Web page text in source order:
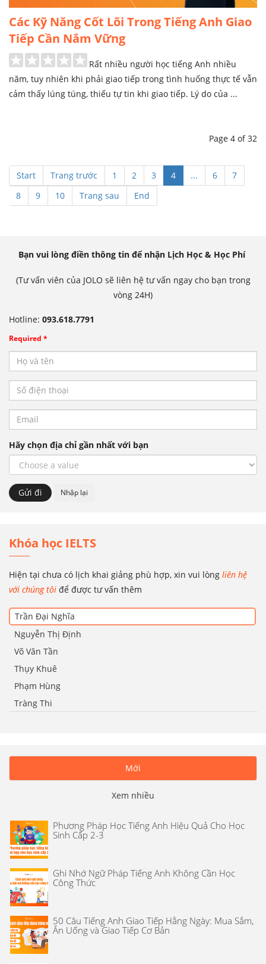
Các Kỹ Năng Cốt Lõi Trong Tiếng Anh Giao
Tiếp Cần Nắm Vững
Rất nhiều người học tiếng Anh nhiều
năm, tuy nhiên khi phải giao tiếp trong tình huống thực tế vẫn
cảm thấy lúng túng, thiếu tự tin khi giao tiếp. Lý do của ...
Page 4 of 32
Start Trang trước 1 2 3 4 ... 6
7
8
9 10 Trang sau End
Bạn vui lòng điền thông tin để nhận Lịch Học & Học Phí
(Tư vấn viên của JOLO sẽ liên hệ tư vấn ngay cho bạn trong
vòng 24H)
Hotline: 093.618.7791
Required *
Hãy chọn địa chỉ gần nhất với bạn
Khóa học IELTS
Hiện tại chưa có lịch khai giảng phù hợp, xin vui lòng liên hệ
với chúng tôi để được tư vấn thêm
Trần Đại Nghĩa
Nguyễn Thị Định
Võ Văn Tần
Thụy Khuê
Phạm Hùng
Tràng Thi
Mới
Xem nhiều
Phương Pháp Học Tiếng Anh Hiệu Quả Cho Học
Sinh Cấp 2-3
Ghi Nhớ Ngữ Pháp Tiếng Anh Không Cần Học
Công Thức
50 Câu Tiếng Anh Giao Tiếp Hằng Ngày: Mua Sắm,
Ăn Uống và Giao Tiếp Cơ Bản